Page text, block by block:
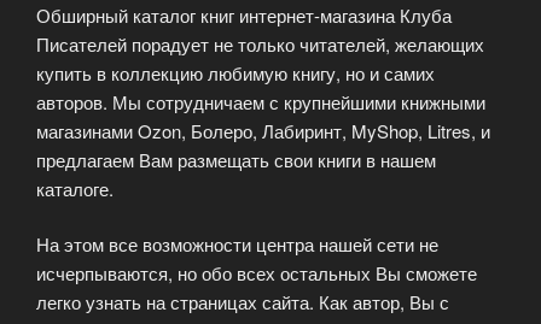
Обширный каталог книг интернет-магазина Клуба
Писателей порадует не только читателей, желающих
купить в коллекцию любимую книгу, но и самих
авторов. Мы сотрудничаем с крупнейшими книжными
магазинами Ozon, Болеро, Лабиринт, MyShop, Litres, и
предлагаем Вам размещать свои книги в нашем
каталоге.
На этом все возможности центра нашей сети не
исчерпываются, но обо всех остальных Вы сможете
легко узнать на страницах сайта. Как автор, Вы с